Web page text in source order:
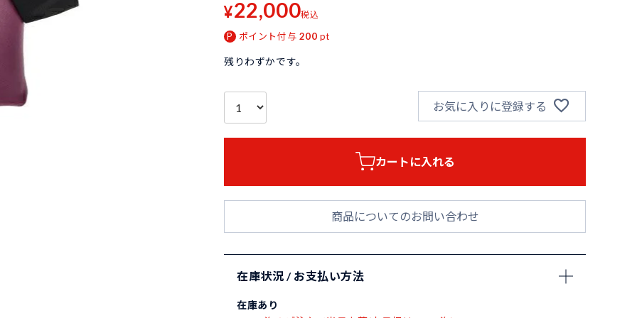
¥22,000税込
ポイント付与 200 pt
残りわずかです。
お気に入りに登録する
カートに入れる
商品についてのお問い合わせ
在庫状況 / お支払い方法
在庫あり